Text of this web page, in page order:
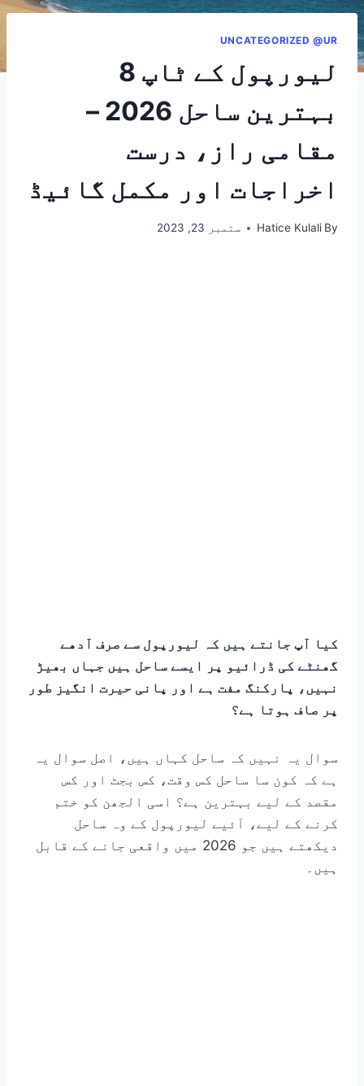
UNCATEGORIZED @UR
لیورپول کے ٹاپ 8
بہترین ساحل 2026 –
مقامی راز، درست
اخراجات اور مکمل گائیڈ
By
Hatice Kulali ستمبر 23, 2023
کیا آپ جانتے ہیں کہ لیورپول سے صرف آدھے
گھنٹے کی ڈرائیو پر ایسے ساحل ہیں جہاں بھیڑ
نہیں، پارکنگ مفت ہے اور پانی حیرت انگیز طور
پر صاف ہوتا ہے؟
سوال یہ نہیں کہ ساحل کہاں ہیں، اصل سوال یہ
ہے کہ کون سا ساحل کس وقت، کس بجٹ اور کس
مقصد کے لیے بہترین ہے؟ اسی الجھن کو ختم
کرنے کے لیے، آئیے لیورپول کے وہ ساحل
دیکھتے ہیں جو 2026 میں واقعی جانے کے قابل
ہیں۔